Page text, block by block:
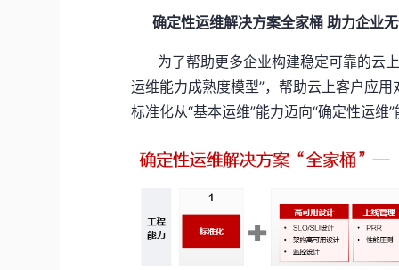
确定性运维解决方案全家桶 助力企业
为了帮助更多企业构建稳定可靠的云上
运维能力成熟度模型”，帮助云上客户应
标准化从“基本运维”能力迈向“确定性运维